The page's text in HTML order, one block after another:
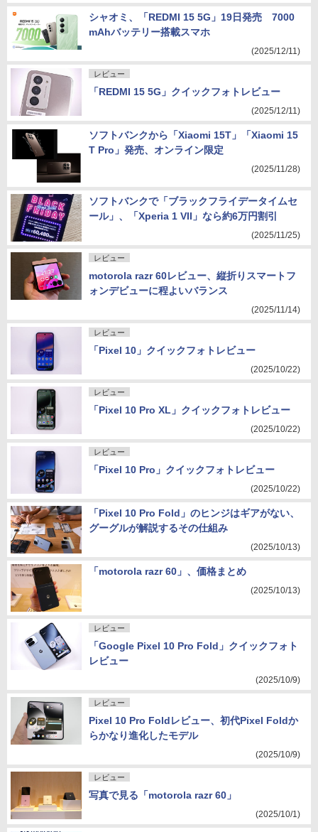
シャオミ、「REDMI 15 5G」19日発売 7000
mAhバッテリー搭載スマホ
(2025/12/11)
レビュー
「REDMI 15 5G」クイックフォトレビュー
(2025/12/11)
ソフトバンクから「Xiaomi 15T」「Xiaomi 15
T Pro」発売、オンライン限定
(2025/11/28)
ソフトバンクで「ブラックフライデータイムセ
ール」、「Xperia 1 VII」なら約6万円割引
(2025/11/25)
レビュー
motorola razr 60レビュー、縦折りスマートフ
ォンデビューに程よいバランス
(2025/11/14)
レビュー
「Pixel 10」クイックフォトレビュー
(2025/10/22)
レビュー
「Pixel 10 Pro XL」クイックフォトレビュー
(2025/10/22)
レビュー
「Pixel 10 Pro」クイックフォトレビュー
(2025/10/22)
「Pixel 10 Pro Fold」のヒンジはギアがない、
グーグルが解説するその仕組み
(2025/10/13)
「motorola razr 60」、価格まとめ
(2025/10/13)
レビュー
「Google Pixel 10 Pro Fold」クイックフォト
レビュー
(2025/10/9)
レビュー
Pixel 10 Pro Foldレビュー、初代Pixel Foldか
らかなり進化したモデル
(2025/10/9)
レビュー
写真で見る「motorola razr 60」
(2025/10/1)